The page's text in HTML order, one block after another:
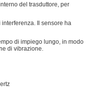
del trasduttore, per
Il sensore ha
di impiego lungo, in modo
di vibrazione.